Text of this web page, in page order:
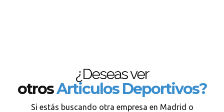
¿Deseas ver
otrosArticulos Deportivos?
Si estás buscando otra empresa en Madrid o